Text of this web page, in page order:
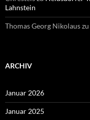
Lahnstein
Thomas Georg Nikolauszu
ARCHIV
Januar 2026
Januar 2025